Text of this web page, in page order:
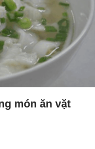
món ăn vặt